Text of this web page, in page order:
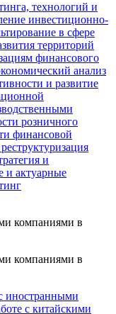
технологий и
инвестиционно-
в сфере
территорий
финансового
анализ
и развитие
розничного
финансовой
и
и актуарные
компаниями в
компаниями в
иностранными
с китайскими